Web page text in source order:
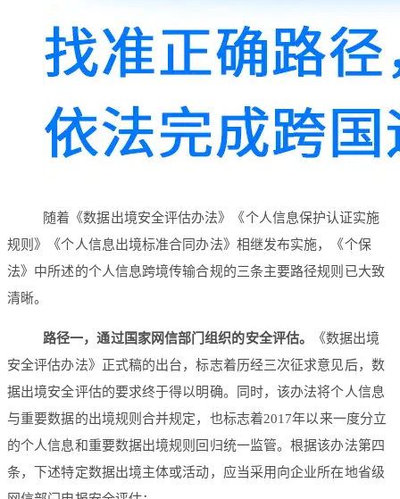
随着《数据出境安全评估办法》《个人信息保护认证实施
规则》《个人信息出境标准合同办法》相继发布实施，《个保
法》中所述的个人信息跨境传输合规的三条主要路径规则已大致
清晰。
路径一，通过国家网信部门组织的安全评估。
《数据出境
安全评估办法》正式稿的出台，标志着历经三次征求意见后，数
据出境安全评估的要求终于得以明确。同时，该办法将个人信息
与重要数据的出境规则合并规定，也标志着2017年以来一度分立
的个人信息和重要数据出境规则回归统一监管。根据该办法第四
条，下述特定数据出境主体或活动，应当采用向企业所在地省级